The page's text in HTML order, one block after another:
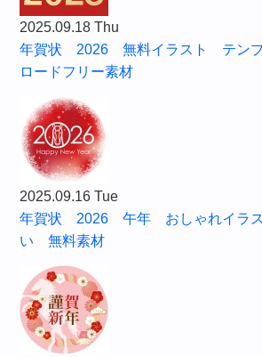
2025.09.18 Thu
年賀状 2026 無料イラスト テン
ロードフリー素材
2025.09.16 Tue
年賀状 2026 午年 おしゃれイラ
い 無料素材